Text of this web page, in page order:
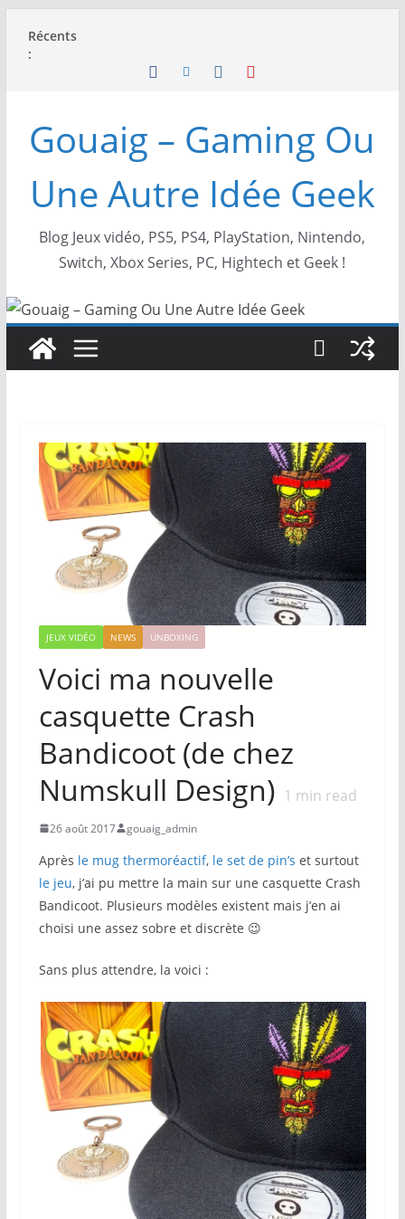
Récents
:
Gouaig – Gaming Ou
Une Autre Idée Geek
Blog Jeux vidéo, PS5, PS4, PlayStation, Nintendo,
Switch, Xbox Series, PC, Hightech et Geek !
JEUX VIDÉO NEWS UNBOXING
Voici ma nouvelle
casquette Crash
Bandicoot (de chez
Numskull Design) 1 min read
26 août 2017 gouaig_admin
Après le mug thermoréactif, le set de pin’s et surtout
le jeu, j’ai pu mettre la main sur une casquette Crash
Bandicoot. Plusieurs modèles existent mais j’en ai
choisi une assez sobre et discrète 😉
Sans plus attendre, la voici :